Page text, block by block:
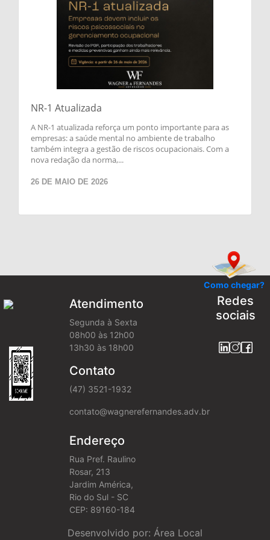
NR-1 Atualizada
A NR-1 atualizada reforça um ponto importante para as
empresas: a saúde mental no ambiente de trabalho
também integra a gestão de riscos ocupacionais. Com a
nova redação da norma,...
26 DE MAIO DE 2026
Como chegar?
Atendimento
Segunda à Sexta
08h00 às 12h00
13h30 às 18h00
Contato
(47) 3521-1932
contato@wagnerefernandes.adv.br
Endereço
Rua Pref. Raulino
Rosar, 213
Jardim América,
Rio do Sul - SC
CEP: 89160-184
Redes
sociais
Desenvolvido por: Área Local